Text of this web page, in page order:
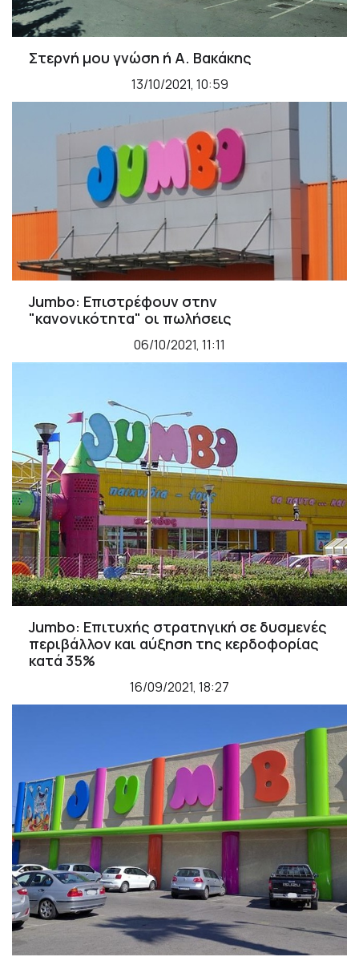
Στερνή μου γνώση ή Α. Βακάκης
13/10/2021, 10:59
Jumbo: Επιστρέφουν στην
"κανονικότητα" οι πωλήσεις
06/10/2021, 11:11
Jumbo: Επιτυχής στρατηγική σε δυσμενές
περιβάλλον και αύξηση της κερδοφορίας
κατά 35%
16/09/2021, 18:27